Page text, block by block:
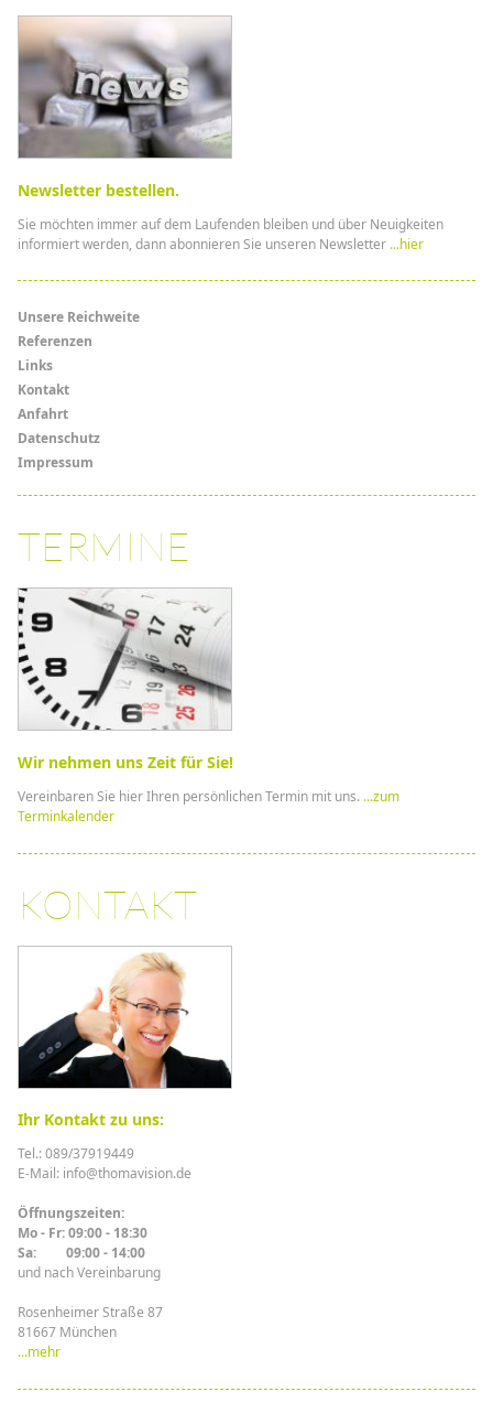
Newsletter bestellen.
Sie möchten immer auf dem Laufenden bleiben und über Neuigkeiten
informiert werden, dann abonnieren Sie unseren Newsletter ...hier
Menü
Links
Unsere Reichweite
Referenzen
Links
Kontakt
Anfahrt
Datenschutz
Impressum
TERMINE
Wir nehmen uns Zeit für Sie!
Vereinbaren Sie hier Ihren persönlichen Termin mit uns. ...zum
Terminkalender
KONTAKT
Ihr Kontakt zu uns:
Tel.: 089/37919449
E-Mail: info@thomavision.de
Öffnungszeiten:
Mo - Fr: 09:00 - 18:30
Sa: 09:00 - 14:00
und nach Vereinbarung
Rosenheimer Straße 87
81667 München
...mehr